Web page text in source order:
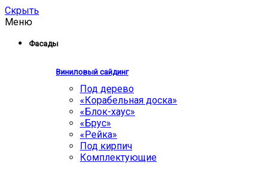
Скрыть
Меню
Фасады
Виниловый сайдинг
Под дерево
«Корабельная доска»
«Блок-хаус»
«Брус»
«Рейка»
Под кирпич
Комплектующие